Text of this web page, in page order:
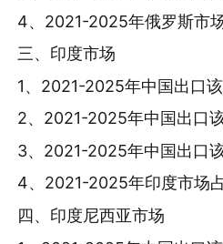
4、2021-2025年俄罗斯市
三、印度市场
1、2021-2025年中国出口
2、2021-2025年中国出口
3、2021-2025年中国出口
4、2021-2025年印度市场
四、印度尼西亚市场